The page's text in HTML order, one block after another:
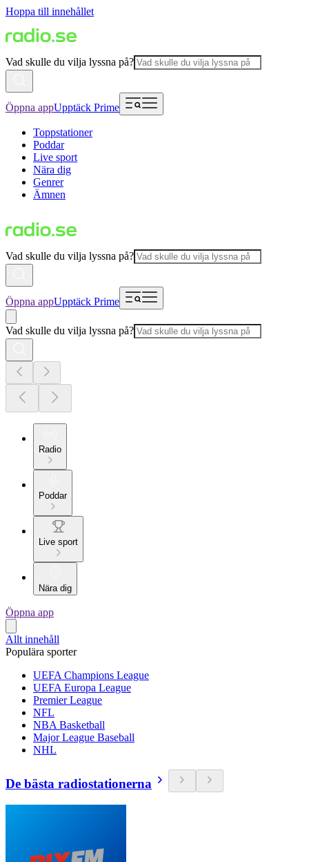
Hoppa till innehållet
Vad skulle du vilja lyssna på?
Öppna appUpptäck Prime
Toppstationer
Poddar
Live sport
Nära dig
Genrer
Ämnen
Vad skulle du vilja lyssna på?
Öppna appUpptäck Prime
Vad skulle du vilja lyssna på?
Radio
Poddar
Live sport
Nära dig
Öppna app
Allt innehåll
Populära sporter
UEFA Champions League
UEFA Europa League
Premier League
NFL
NBA Basketball
Major League Baseball
NHL
De bästa radiostationerna